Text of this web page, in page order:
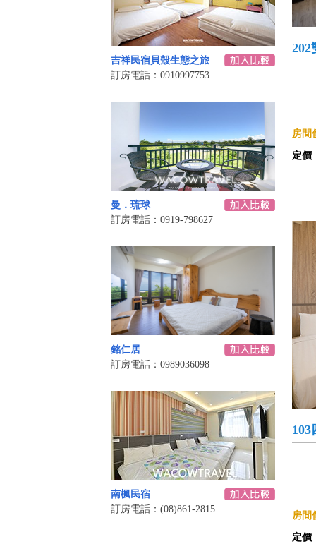
吉祥民宿貝殼生態之旅
訂房電話：0910997753
曼．琉球
訂房電話：0919-798627
銘仁居
訂房電話：0989036098
南楓民宿
訂房電話：(08)861-2815
202
房間
定價
103
房間
定價